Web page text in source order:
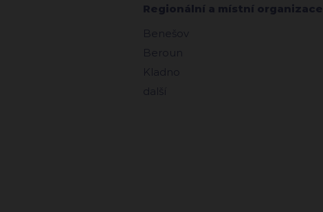
Regionální a místní organizace
Benešov
Beroun
Kladno
další